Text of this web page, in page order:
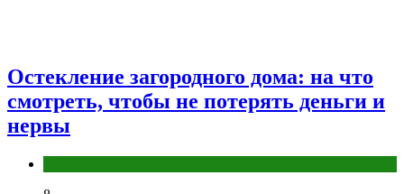
Остекление загородного дома: на что
смотреть, чтобы не потерять деньги и
нервы